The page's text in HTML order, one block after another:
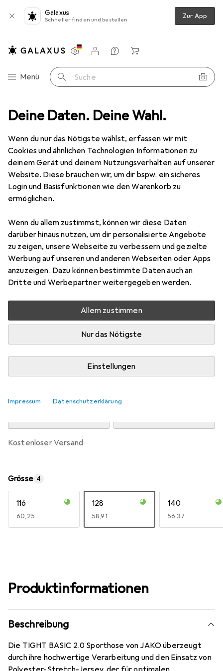
Deine Daten. Deine Wahl.
Wenn du nur das Nötigste wählst, erfassen wir mit
Cookies und ähnlichen Technologien Informationen zu
deinem Gerät und deinem Nutzungsverhalten auf unserer
Website. Diese brauchen wir, um dir bspw. ein sicheres
Login und Basisfunktionen wie den Warenkorb zu
ermöglichen.
Wenn du allem zustimmst, können wir diese Daten
darüber hinaus nutzen, um dir personalisierte Angebote
zu zeigen, unsere Webseite zu verbessern und gezielte
Werbung auf unseren und anderen Webseiten oder Apps
anzuzeigen. Dazu können bestimmte Daten auch an
Dritte und Werbepartner weitergegeben werden.
Allem zustimmen
Nur das Nötigste
Einstellungen
Impressum Datenschutzerklärung
Galaxus
Schneller finden und bestellen Zur App
Navigation nach Kategorien
Menü Suche
Einstellungen
Kundenkonto
Vergleichslisten
Merklisten
Warenkorb
Fitness Yoga + Pilates Sporthose JAKO TIGHT BASIC 2.0
2 Bilder
JAKO TIGHT BASIC 2.0
Preis in EUR inkl. MwSt.
EUR
58,91
Bewertungen Marke
Mehr von JAKO
Zwischen Mi, 12.8. und Do, 13.8. geliefert
Mehr als 10 Stück an Lager beim Drittanbieter
Lieferort angeben für genaue Lieferzeit
FR
kostenloser Versand
Grösse 4
116
EUR
60,25
128
EUR
58,91
140
EUR
56,37
Produktinformationen
Beschreibung
Die TIGHT BASIC 2.0 Sporthose von JAKO überzeugt
durch ihre hochwertige Verarbeitung und den Einsatz von